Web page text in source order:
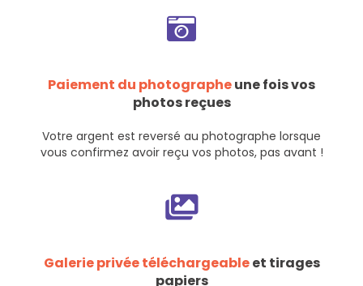
Paiement du photographeune fois vos
photos reçues
Votre argent est reversé au photographe lorsque
vous confirmez avoir reçu vos photos, pas avant !
Galerie privée téléchargeableet tirages
papiers